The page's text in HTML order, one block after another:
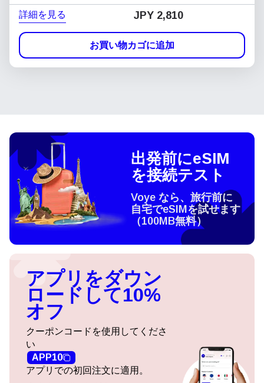
詳細を見る JPY 2,810
お買い物カゴに追加
出発前にeSIM
を接続テスト
Voye なら、旅行前に
自宅でeSIMを試せます
（100MB無料）
アプリをダウン
ロードして10%
オフ
クーポンコードを使用してくださ
い
APP10
アプリでの初回注文に適用。